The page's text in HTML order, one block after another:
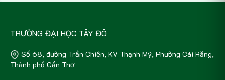
TRƯỜNG ĐẠI HỌC TÂY ĐÔ
Số 68, đường Trần Chiên, KV Thạnh Mỹ, Phường Cái Răng,
Thành phố Cần Thơ